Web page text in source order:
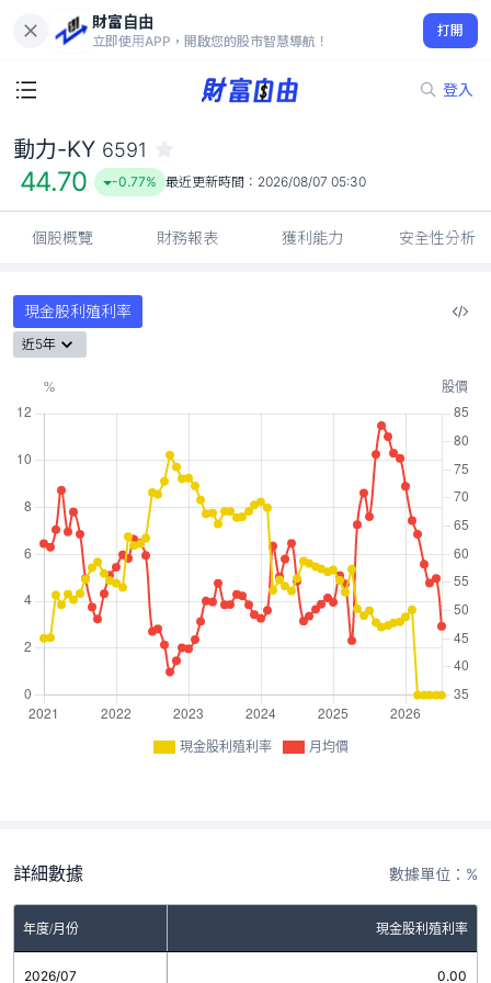
財富自由
立即使用APP，開啟您的股市智慧導航！
打開
登入
44.70
-0.77%
動力-KY 6591
44.70 -0.77% 最近更新時間： 2026/08/07 05:30
個股概覽 財務報表 獲利能力 安全性分析
現金股利殖利率
近5年
現金股利殖利率 月均價
詳細數據 數據單位：%
年度/月份 現金股利殖利率
2026/07 0.00